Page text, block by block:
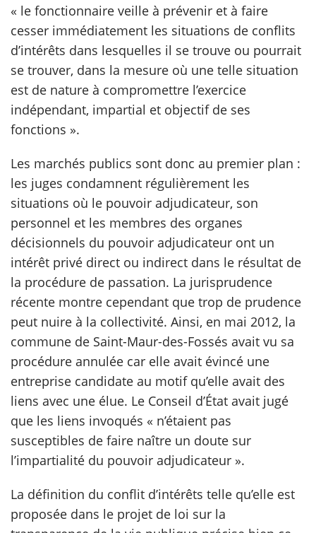
« le fonctionnaire veille à prévenir et à faire
cesser immédiatement les situations de conflits
d’intérêts dans lesquelles il se trouve ou pourrait
se trouver, dans la mesure où une telle situation
est de nature à compromettre l’exercice
indépendant, impartial et objectif de ses
fonctions ».
Les marchés publics sont donc au premier plan :
les juges condamnent régulièrement les
situations où le pouvoir adjudicateur, son
personnel et les membres des organes
décisionnels du pouvoir adjudicateur ont un
intérêt privé direct ou indirect dans le résultat de
la procédure de passation. La jurisprudence
récente montre cependant que trop de prudence
peut nuire à la collectivité. Ainsi, en mai 2012, la
commune de Saint-Maur-des-Fossés avait vu sa
procédure annulée car elle avait évincé une
entreprise candidate au motif qu’elle avait des
liens avec une élue. Le Conseil d’État avait jugé
que les liens invoqués « n’étaient pas
susceptibles de faire naître un doute sur
l’impartialité du pouvoir adjudicateur ».
La définition du conflit d’intérêts telle qu’elle est
proposée dans le projet de loi sur la